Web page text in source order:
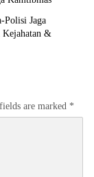
Polisi Jaga
Kejahatan &
are marked *